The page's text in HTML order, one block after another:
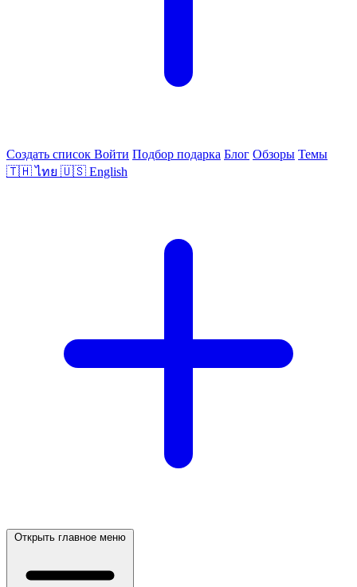
Создать список Войти Подбор подарка Блог Обзоры Темы
🇹🇭 ไทย 🇺🇸 English
Открыть главное меню